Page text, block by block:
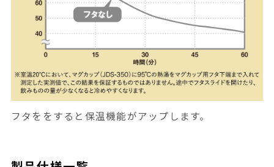
フタををすると保温機能がアップします。